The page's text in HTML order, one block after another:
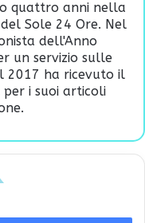
quattro anni nella
Sole 24 Ore. Nel
dell'Anno
un servizio sulle
2017 ha ricevuto il
i suoi articoli